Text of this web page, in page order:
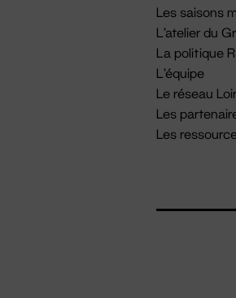
Les saisons
L'atelier du
La politique
L'équipe
Le réseau
Les
Les